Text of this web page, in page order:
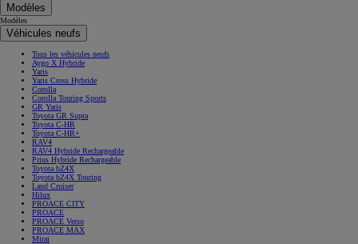
Modèles
Modèles
Véhicules neufs
Tous les véhicules neufs
Aygo X Hybride
Yaris
Yaris Cross Hybride
Corolla
Corolla Touring Sports
GR Yaris
Toyota GR Supra
Toyota C-HR
Toyota C-HR+
RAV4
RAV4 Hybride Rechargeable
Prius Hybride Rechargeable
Toyota bZ4X
Toyota bZ4X Touring
Land Cruiser
Hilux
PROACE CITY
PROACE
PROACE Verso
PROACE MAX
Mirai